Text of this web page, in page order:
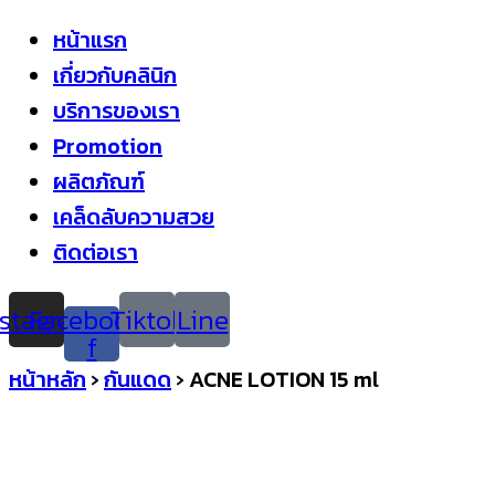
หน้าแรก
เกี่ยวกับคลินิก
บริการของเรา
Promotion
ผลิตภัณฑ์
เคล็ดลับความสวย
ติดต่อเรา
Facebook-
f
TiktokLine
หน้าหลัก ›กันแดด › ACNE LOTION 15 ml